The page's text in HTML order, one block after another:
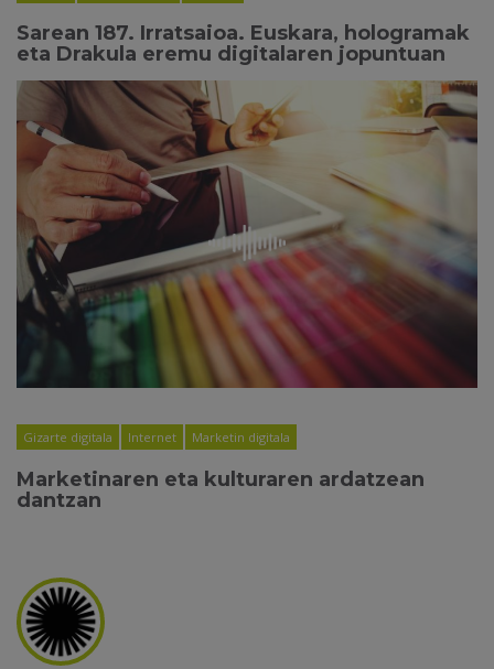
Sarean 187. Irratsaioa. Euskara, hologramak
eta Drakula eremu digitalaren jopuntuan
Gizarte digitala Internet Marketin digitala
Marketinaren eta kulturaren ardatzean
dantzan